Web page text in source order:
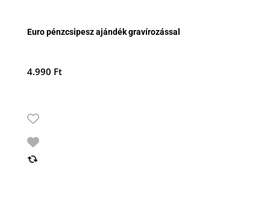
Euro pénzcsipesz ajándék gravírozással
4.990 Ft